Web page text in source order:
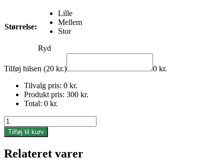
999 kr.
Størrelse:
Lille
Mellem
Stor
Ryd
Tilføj hilsen (20 kr.) 0 kr.
Tilvalg pris: 0 kr.
Produkt pris: 300 kr.
Total: 0 kr.
Den
smukke
lilla
antal
Tilføj til kurv
Relateret varer